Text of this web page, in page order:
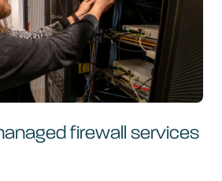
firewall services